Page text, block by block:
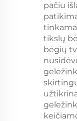
pačiu
tikslų
bėgių